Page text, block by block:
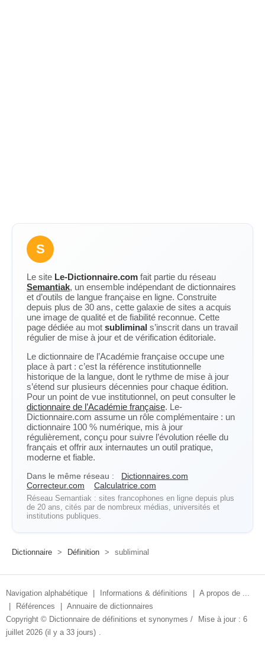
S
Le site Le-Dictionnaire.com fait partie du réseau
Semantiak, un ensemble indépendant de dictionnaires
et d’outils de langue française en ligne. Construite
depuis plus de 30 ans, cette galaxie de sites a acquis
une image de qualité et de fiabilité reconnue. Cette
page dédiée au mot subliminal s’inscrit dans un travail
régulier de mise à jour et de vérification éditoriale.
Le dictionnaire de l’Académie française occupe une
place à part : c’est la référence institutionnelle
historique de la langue, dont le rythme de mise à jour
s’étend sur plusieurs décennies pour chaque édition.
Pour un point de vue institutionnel, on peut consulter le
dictionnaire de l’Académie française. Le-
Dictionnaire.com assume un rôle complémentaire : un
dictionnaire 100 % numérique, mis à jour
régulièrement, conçu pour suivre l’évolution réelle du
français et offrir aux internautes un outil pratique,
moderne et fiable.
Dans le même réseau :
Dictionnaires.com
Correcteur.com
Calculatrice.com
Réseau Semantiak : sites francophones en ligne depuis plus
de 20 ans, cités par de nombreux médias, universités et
institutions publiques.
Dictionnaire > Définition > subliminal
Navigation alphabétique Informations & définitions
A propos de ...
Références
Annuaire de dictionnaires
Copyright © Dictionnaire de définitions et synonymes /
Mise à jour : 6
juillet 2026 (il y a 33 jours) .